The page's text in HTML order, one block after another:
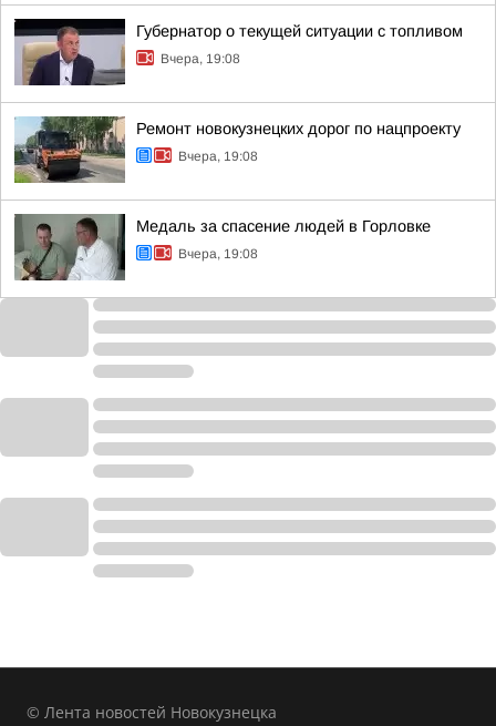
Губернатор о текущей ситуации с топливом
Вчера, 19:08
Ремонт новокузнецких дорог по нацпроекту
Вчера, 19:08
Медаль за спасение людей в Горловке
Вчера, 19:08
© Лента новостей Новокузнецка